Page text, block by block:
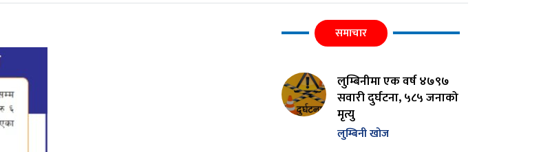
समाचार
लुम्बिनीमा एक वर्ष ४७९७
सवारी दुर्घटना, ५८५ जनाको
मृत्यु
लुम्बिनी खोज